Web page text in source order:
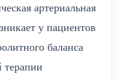
артериальная
у пациентов
баланса
терапии